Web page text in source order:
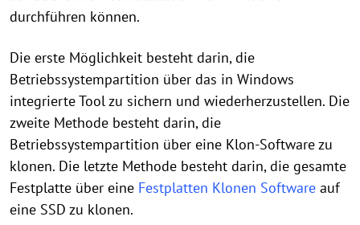
durchführen können.
Die erste Möglichkeit besteht darin, die
Betriebssystempartition über das in Windows
integrierte Tool zu sichern und wiederherzustellen. Die
zweite Methode besteht darin, die
Betriebssystempartition über eine Klon-Software zu
klonen. Die letzte Methode besteht darin, die gesamte
Festplatte über eine Festplatten Klonen Software auf
eine SSD zu klonen.